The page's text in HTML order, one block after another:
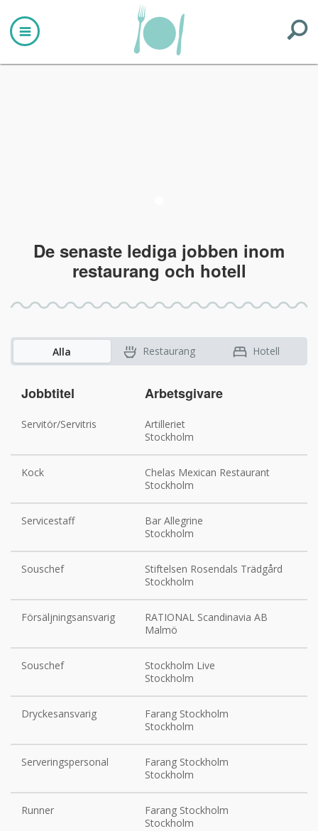
De senaste lediga jobben inom
restaurang och hotell
Alla Restaurang Hotell
Jobbtitel Arbetsgivare
Servitör/Servitris
Artilleriet
Stockholm
Kock
Chelas Mexican Restaurant
Stockholm
Servicestaff
Bar Allegrine
Stockholm
Souschef
Stiftelsen Rosendals Trädgård
Stockholm
Försäljningsansvarig
RATIONAL Scandinavia AB
Malmö
Souschef
Stockholm Live
Stockholm
Dryckesansvarig
Farang Stockholm
Stockholm
Serveringspersonal
Farang Stockholm
Stockholm
Runner
Farang Stockholm
Stockholm